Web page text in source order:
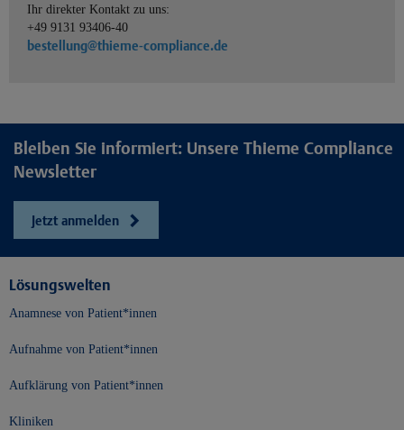
Ihr direkter Kontakt zu uns:
+49 9131 93406-40
bestellung@thieme-compliance.de
Bleiben Sie informiert: Unsere Thieme Compliance
Newsletter
Jetzt anmelden
Lösungswelten
Anamnese von Patient*innen
Aufnahme von Patient*innen
Aufklärung von Patient*innen
Kliniken